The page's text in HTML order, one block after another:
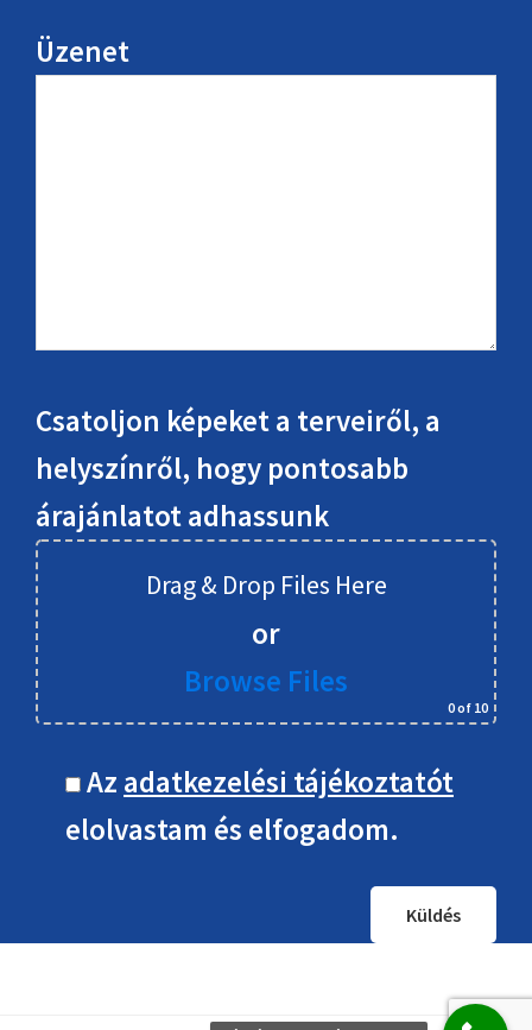
Üzenet
Csatoljon képeket a terveiről, a
helyszínről, hogy pontosabb
árajánlatot adhassunk
Drag & Drop Files Here
or
Browse Files
0of 10
Az adatkezelési tájékoztatót
elolvastam és elfogadom.